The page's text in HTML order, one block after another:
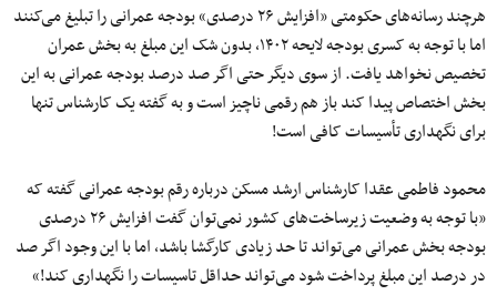
هرچند رسانه‌های حکومتی «افزایش ۲۶ درصدی» بودجه عمرانی را تبلیغ می‌کنند
اما با توجه به کسری بودجه لایحه ۱۴۰۲، بدون شک این مبلغ به بخش عمران
تخصیص نخواهد یافت. از سوی دیگر حتی اگر صد درصد بودجه عمرانی به این
بخش اختصاص پیدا کند باز هم رقمی ناچیز است و به گفته یک کارشناس تنها
برای نگهداری تأسیسات کافی است!
محمود فاطمی عقدا کارشناس ارشد مسکن درباره رقم بودجه عمرانی گفته که
«با توجه به وضعیت زیرساخت‌های کشور نمی‌توان گفت افزایش ۲۶ درصدی
بودجه بخش عمرانی می‌تواند تا حد زیادی کارگشا باشد، اما با این وجود اگر صد
در درصد این مبلغ پرداخت شود می‌تواند حداقل تاسیسات را نگهداری کند!»